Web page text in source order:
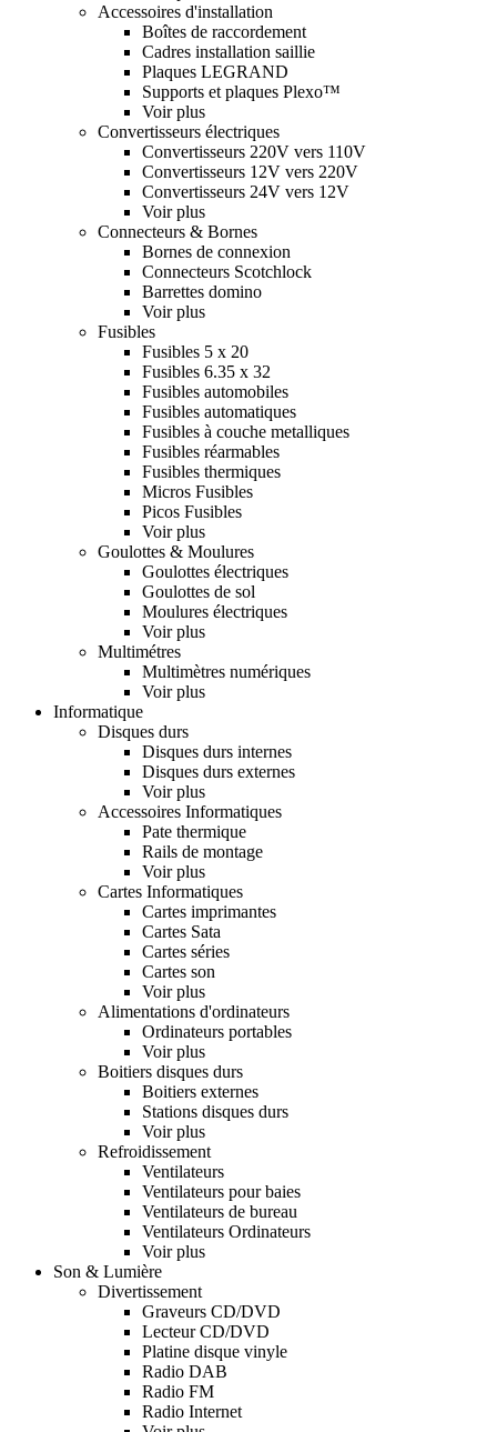
Accessoires d'installation
Boîtes de raccordement
Cadres installation saillie
Plaques LEGRAND
Supports et plaques Plexo™
Voir plus
Convertisseurs électriques
Convertisseurs 220V vers 110V
Convertisseurs 12V vers 220V
Convertisseurs 24V vers 12V
Voir plus
Connecteurs & Bornes
Bornes de connexion
Connecteurs Scotchlock
Barrettes domino
Voir plus
Fusibles
Fusibles 5 x 20
Fusibles 6.35 x 32
Fusibles automobiles
Fusibles automatiques
Fusibles à couche metalliques
Fusibles réarmables
Fusibles thermiques
Micros Fusibles
Picos Fusibles
Voir plus
Goulottes & Moulures
Goulottes électriques
Goulottes de sol
Moulures électriques
Voir plus
Multimétres
Multimètres numériques
Voir plus
Informatique
Disques durs
Disques durs internes
Disques durs externes
Voir plus
Accessoires Informatiques
Pate thermique
Rails de montage
Voir plus
Cartes Informatiques
Cartes imprimantes
Cartes Sata
Cartes séries
Cartes son
Voir plus
Alimentations d'ordinateurs
Ordinateurs portables
Voir plus
Boitiers disques durs
Boitiers externes
Stations disques durs
Voir plus
Refroidissement
Ventilateurs
Ventilateurs pour baies
Ventilateurs de bureau
Ventilateurs Ordinateurs
Voir plus
Son & Lumière
Divertissement
Graveurs CD/DVD
Lecteur CD/DVD
Platine disque vinyle
Radio DAB
Radio FM
Radio Internet